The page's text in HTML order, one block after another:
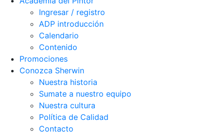
Ingresar / registro
ADP introducción
Calendario
Contenido
Promociones
Conozca Sherwin
Nuestra historia
Sumate a nuestro equipo
Nuestra cultura
Política de Calidad
Contacto